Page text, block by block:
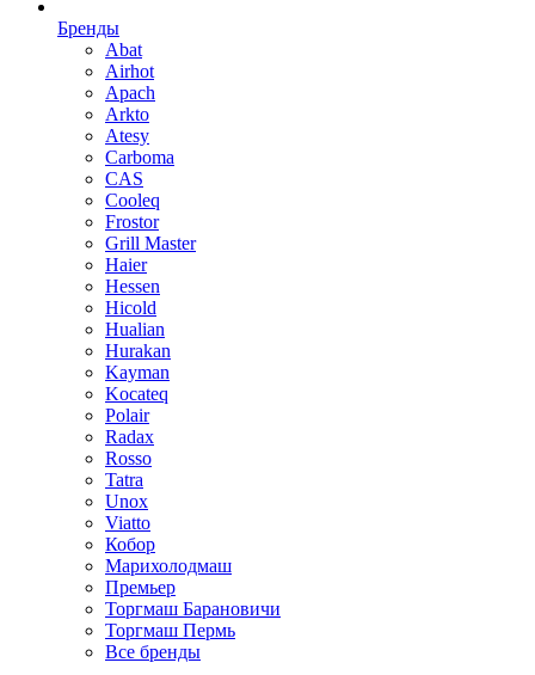
Бренды
Abat
Airhot
Apach
Arkto
Atesy
Carboma
CAS
Cooleq
Frostor
Grill Master
Haier
Hessen
Hicold
Hualian
Hurakan
Kayman
Kocateq
Polair
Radax
Rosso
Tatra
Unox
Viatto
Кобор
Марихолодмаш
Премьер
Торгмаш Барановичи
Торгмаш Пермь
Все бренды